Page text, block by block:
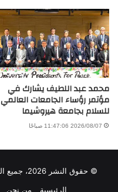
محمد عبد اللطيف يشارك في
مؤتمر رؤساء الجامعات العالمي
للسلام بجامعة هيروشيما
2026/08/07 11:47:06 صباحًا
© حقوق النشر 2026، جميع الحقوق محفوظة |
الرئيسية
من نحن